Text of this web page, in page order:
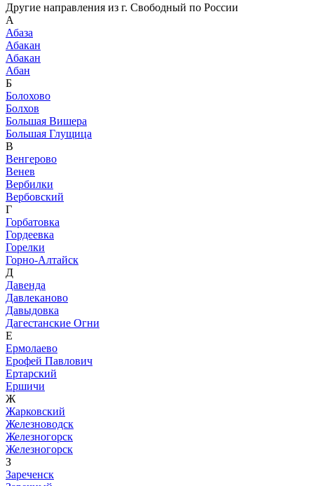
Другие направления из г. Свободный по России
А
Абаза
Абакан
Абакан
Абан
Б
Болохово
Болхов
Большая Вишера
Большая Глущица
В
Венгерово
Венев
Вербилки
Вербовский
Г
Горбатовка
Гордеевка
Горелки
Горно-Алтайск
Д
Давенда
Давлеканово
Давыдовка
Дагестанские Огни
Е
Ермолаево
Ерофей Павлович
Ертарский
Ершичи
Ж
Жарковский
Железноводск
Железногорск
Железногорск
З
Зареченск